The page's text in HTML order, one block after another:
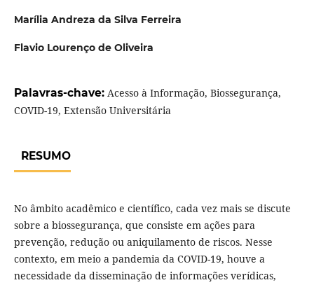
Marília Andreza da Silva Ferreira
Flavio Lourenço de Oliveira
Palavras-chave: Acesso à Informação, Biossegurança,
COVID-19, Extensão Universitária
RESUMO
No âmbito acadêmico e científico, cada vez mais se discute
sobre a biossegurança, que consiste em ações para
prevenção, redução ou aniquilamento de riscos. Nesse
contexto, em meio a pandemia da COVID-19, houve a
necessidade da disseminação de informações verídicas,